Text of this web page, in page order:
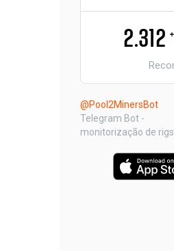
2.312
@Pool2MinersBot
Telegram Bot -
monitorização de rigs